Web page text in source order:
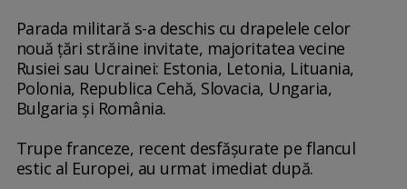
Parada militară s-a deschis cu drapelele celor
nouă ţări străine invitate, majoritatea vecine
Rusiei sau Ucrainei: Estonia, Letonia, Lituania,
Polonia, Republica Cehă, Slovacia, Ungaria,
Bulgaria şi România.
Trupe franceze, recent desfăşurate pe flancul
estic al Europei, au urmat imediat după.